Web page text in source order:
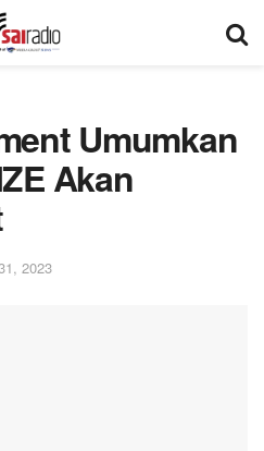
Umumkan
Akan
2023